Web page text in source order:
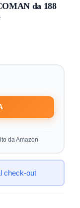
da 188
da Amazon
check-out